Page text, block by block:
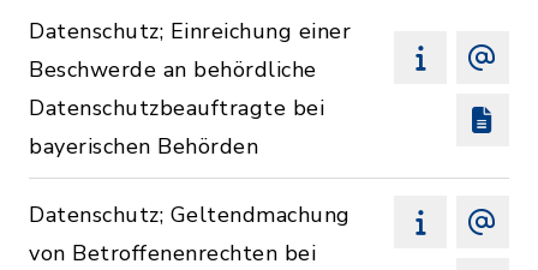
Datenschutz; Einreichung einer
Beschwerde an behördliche
Datenschutzbeauftragte bei
bayerischen Behörden
Datenschutz; Geltendmachung
von Betroffenenrechten bei